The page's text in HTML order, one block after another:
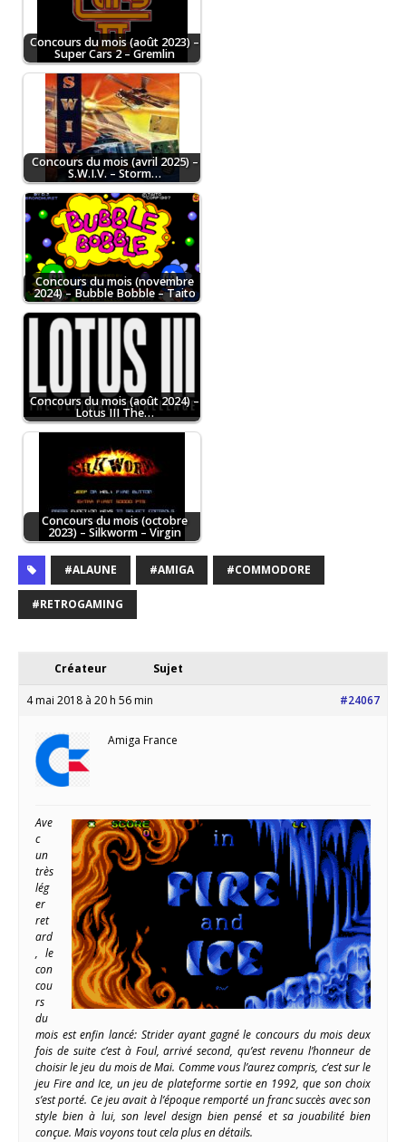
Concours du mois (août 2023) –
Super Cars 2 – Gremlin
Concours du mois (avril 2025) –
S.W.I.V. – Storm…
Concours du mois (novembre
2024) – Bubble Bobble – Taito
Concours du mois (août 2024) –
Lotus III The…
Concours du mois (octobre
2023) – Silkworm – Virgin
#ALAUNE #AMIGA #COMMODORE
#RETROGAMING
Créateur Sujet
4 mai 2018 à 20 h 56 min #24067
Amiga France
Ave
c
un
très
lég
er
ret
ard
, le
con
cou
rs
du
mois est enfin lancé: Strider ayant gagné le concours du mois deux
fois de suite c’est à Foul, arrivé second, qu’est revenu l’honneur de
choisir le jeu du mois de Mai. Comme vous l’aurez compris, c’est sur le
jeu Fire and Ice, un jeu de plateforme sortie en 1992, que son choix
s’est porté. Ce jeu avait à l’époque remporté un franc succès avec son
style bien à lui, son level design bien pensé et sa jouabilité bien
conçue. Mais voyons tout cela plus en détails.